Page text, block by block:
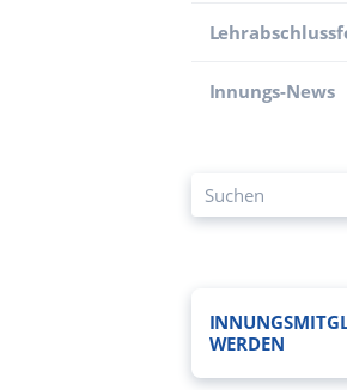
Innungs-News
WERDEN